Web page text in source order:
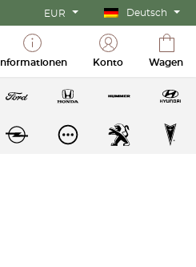
EUR Deutsch
Informationen Konto Wagen